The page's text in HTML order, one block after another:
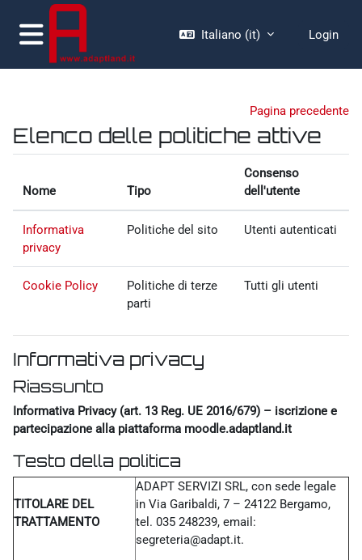
Vai al contenuto principale
Pannello laterale
Italiano ‎(it)‎ Login
Pagina precedente
Elenco delle politiche attive
Nome Tipo
Consenso
dell'utente
Informativa
privacy
Politiche del sito Utenti autenticati
Cookie Policy
Politiche di terze
parti
Tutti gli utenti
Informativa privacy
Riassunto
Informativa Privacy (art. 13 Reg. UE 2016/679) – iscrizione e
partecipazione alla piattaforma moodle.adaptland.it
Testo della politica
TITOLARE DEL
TRATTAMENTO
ADAPT SERVIZI SRL, con sede legale
in Via Garibaldi, 7 – 24122 Bergamo,
tel. 035 248239, email:
segreteria@adapt.it.